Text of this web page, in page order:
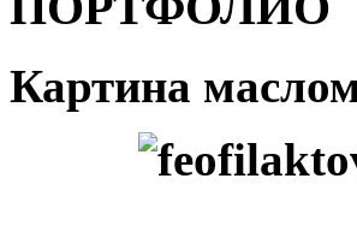
Картина